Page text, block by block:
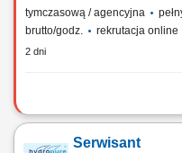
tymczasową / agencyjna
brutto/godz.
rekrutacja online
2 dni
Twoje zadania: Nadzór
komponentów oraz czynnika
Serwisant